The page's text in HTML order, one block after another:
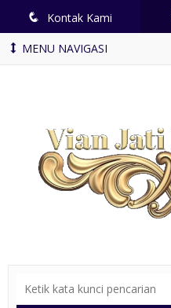
q Kontak Kami
MENU NAVIGASI